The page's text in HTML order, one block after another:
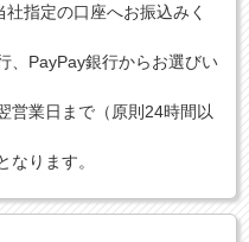
指定の口座へお振込みく
、PayPay銀行からお選びい
営業日まで（原則24時間以
ります。